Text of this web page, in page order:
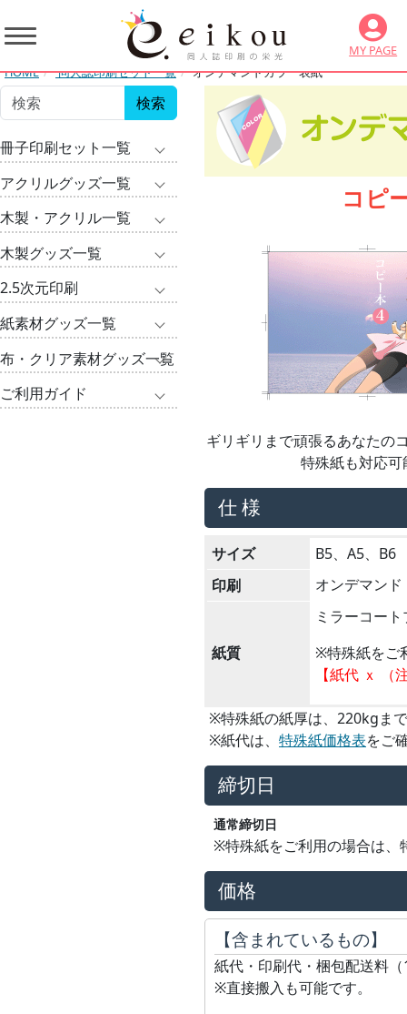
MY PAGE
HOME
同人誌印刷セット一覧 オンデマンドカラー表紙
検索
冊子印刷セット一覧
アクリルグッズ一覧
木製・アクリル一覧
木製グッズ一覧
2.5次元印刷
紙素材グッズ一覧
布・クリア素材グッズ一覧
ご利用ガイド
コピ
ギリギリまで頑張るあなたの
特殊紙も対応
仕 様
サイズ
B5、A5、B6
印刷
オンデマン
紙質
ミラーコー
※特殊紙をご
【紙代 ｘ （
※特殊紙の紙厚は、220kgま
※紙代は、 特殊紙価格表をご
締切日
通常締切日
※特殊紙をご利用の場合は、
価格
【含まれているもの】
紙代・印刷代・梱包配送料
※直接搬入も可能です。